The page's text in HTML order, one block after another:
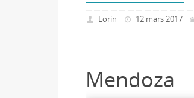
Lorin 12 mars 2017
Mendoza